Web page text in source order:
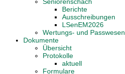
Berichte
Ausschreibungen
LSenEM2026
Wertungs- und Passwesen
Dokumente
Übersicht
Protokolle
aktuell
Formulare